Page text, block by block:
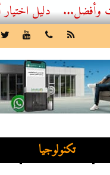
تكنولوجيا